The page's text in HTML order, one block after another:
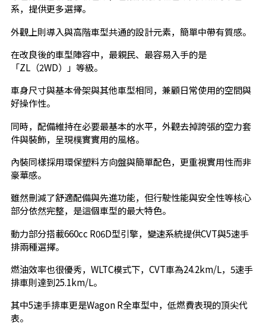
系，提供更多選擇。
外觀上則導入與高階車型共通的設計元素，簡單中帶有質感。
在改良後的車型陣容中，最親民、最容易入手的是
「ZL（2WD）」等級。
車身尺寸與基本骨架與其他車型相同，兼顧日常使用的空間與
好操作性。
同時，配備維持在必要最基本的水平，外觀去掉誇張的空力套
件與裝飾，呈現樸實實用的風格。
內裝同樣採用環保塑料方向盤與簡單配色，更重視實用性而非
豪華感。
雖然刪減了舒適配備與先進功能，但行駛性能與安全性等核心
部分依然完整，是這個車型的最大特色。
動力部分搭載660cc R06D型引擎，變速系統提供CVT與5速手
排兩種選擇。
燃油效率也很優秀，WLTC模式下，CVT車為24.2km/L，5速手
排車則達到25.1km/L。
其中5速手排車更是Wagon R全車型中，低燃費表現的頂尖代
表。